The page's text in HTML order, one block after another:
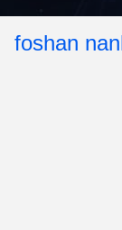
foshan